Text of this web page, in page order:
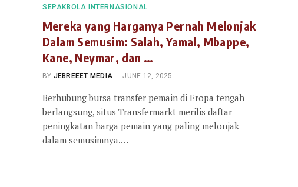
SEPAKBOLA INTERNASIONAL
Mereka yang Harganya Pernah Melonjak
Dalam Semusim: Salah, Yamal, Mbappe,
Kane, Neymar, dan …
BY JEBREEET MEDIA JUNE 12, 2025
Berhubung bursa transfer pemain di Eropa tengah
berlangsung, situs Transfermarkt merilis daftar
peningkatan harga pemain yang paling melonjak
dalam semusimnya.…